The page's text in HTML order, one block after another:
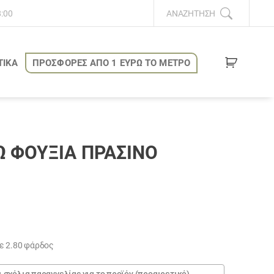
ΑΝΑΖΉΤΗΣΗ
ΠΡΟΣΦΟΡΕΣ ΑΠΟ 1 ΕΥΡΩ ΤΟ ΜΕΤΡΟ
ΠΡΆΣΙΝΟ
2.80 φάρδος